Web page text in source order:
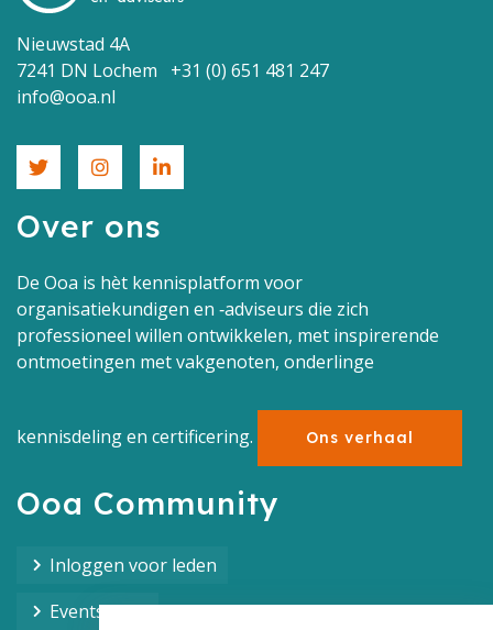
Nieuwstad 4A
7241 DN Lochem +31 (0) 651 481 247
info@ooa.nl
Over ons
De Ooa is hèt kennisplatform voor
organisatiekundigen en ‑adviseurs die zich
professioneel willen ontwikkelen, met inspirerende
ontmoetingen met vakgenoten, onderlinge
kennisdeling en certificering. Ons verhaal
Ooa Community
Inloggen voor leden
Events Ooa